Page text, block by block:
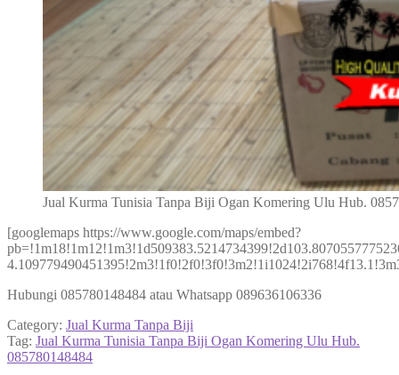
Jual Kurma Tunisia Tanpa Biji Ogan Komering Ulu Hub.
[googlemaps https://www.google.com/maps/embed?
Hubungi 085780148484 atau Whatsapp 089636106336
Category: Jual Kurma Tanpa Biji
Tag: Jual Kurma Tunisia Tanpa Biji Ogan Komering Ulu Hub.
085780148484